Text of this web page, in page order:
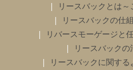
リースバックとは
リースバックの仕
リバースモーゲージと
リースバックの
リースバックに関す